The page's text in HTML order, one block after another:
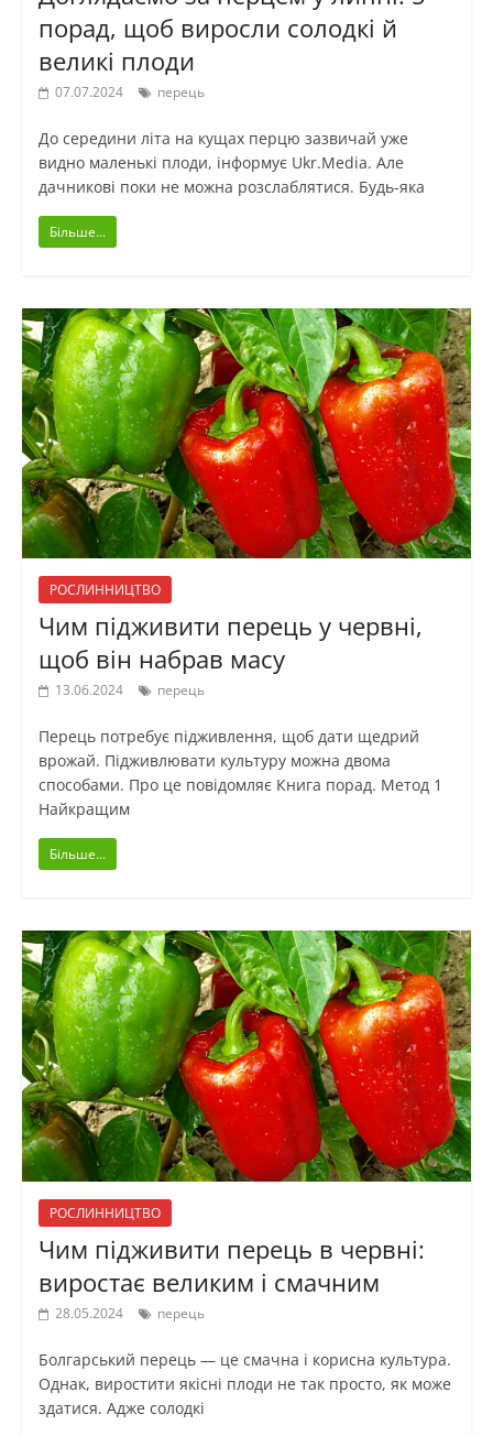
порад, щоб виросли солодкі й
великі плоди
07.07.2024 перець
До середини літа на кущах перцю зазвичай уже
видно маленькі плоди, інформує Ukr.Media. Але
дачникові поки не можна розслаблятися. Будь-яка
Більше...
РОСЛИННИЦТВО
Чим підживити перець у червні,
щоб він набрав масу
13.06.2024 перець
Перець потребує підживлення, щоб дати щедрий
врожай. Підживлювати культуру можна двома
способами. Про це повідомляє Книга порад. Метод 1
Найкращим
Більше...
РОСЛИННИЦТВО
Чим підживити перець в червні:
виростає великим і смачним
28.05.2024 перець
Болгарський перець — це смачна і корисна культура.
Однак, виростити якісні плоди не так просто, як може
здатися. Адже солодкі